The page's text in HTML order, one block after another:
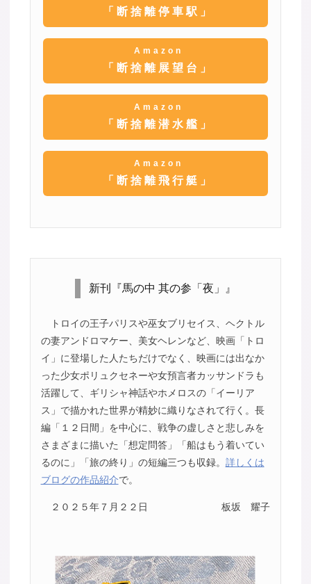
「断捨離停車駅」
Amazon
「断捨離展望台」
Amazon
「断捨離潜水艦」
Amazon
「断捨離飛行艇」
新刊『馬の中 其の参「夜」』
トロイの王子パリスや巫女ブリセイス、ヘクトル
の妻アンドロマケー、美女ヘレンなど、映画「トロ
イ」に登場した人たちだけでなく、映画には出なか
った少女ポリュクセネーや女預言者カッサンドラも
活躍して、ギリシャ神話やホメロスの「イーリア
ス」で描かれた世界が精妙に織りなされて行く。長
編「１２日間」を中心に、戦争の虚しさと悲しみを
さまざまに描いた「想定問答」「船はもう着いてい
るのに」「旅の終り」の短編三つも収録。 詳しくは
ブログの作品紹介で。
２０２５年７月２２日 板坂 耀子